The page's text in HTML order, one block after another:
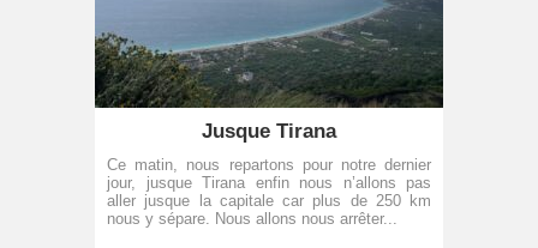
Jusque Tirana
Ce matin, nous repartons pour notre dernier
jour, jusque Tirana enfin nous n’allons pas
aller jusque la capitale car plus de 250 km
nous y sépare. Nous allons nous arrêter...